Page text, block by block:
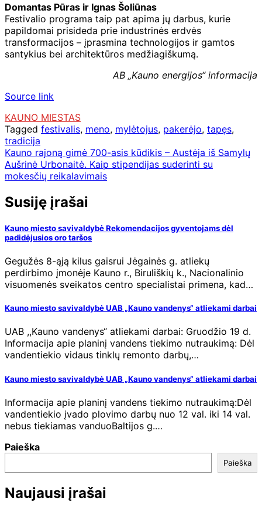
Domantas Pūras ir Ignas Šoliūnas
Festivalio programa taip pat apima jų darbus, kurie
papildomai prisideda prie industrinės erdvės
transformacijos – įprasmina technologijos ir gamtos
santykius bei architektūros medžiagiškumą.
AB „Kauno energijos“ informacija
Source link
KAUNO MIESTAS
Tagged festivalis, meno, mylėtojus, pakerėjo, tapęs,
tradicija
Navigacija
tarp
Kauno rajoną gimė 700-asis kūdikis – Austėja iš Samylų
Aušrinė Urbonaitė. Kaip stipendijas suderinti su
mokesčių reikalavimais
Susiję įrašai
Kauno miesto savivaldybė Rekomendacijos gyventojams dėl
padidėjusios oro taršos
Gegužės 8-ąją kilus gaisrui Jėgainės g. atliekų
perdirbimo įmonėje Kauno r., Biruliškių k., Nacionalinio
visuomenės sveikatos centro specialistai primena, kad…
Kauno miesto savivaldybė UAB „Kauno vandenys“ atliekami darbai
UAB ,,Kauno vandenys“ atliekami darbai: Gruodžio 19 d.
Informacija apie planinį vandens tiekimo nutraukimą: Dėl
vandentiekio vidaus tinklų remonto darbų,…
Kauno miesto savivaldybė UAB „Kauno vandenys“ atliekami darbai
Informacija apie planinį vandens tiekimo nutraukimą:Dėl
vandentiekio įvado plovimo darbų nuo 12 val. iki 14 val.
nebus tiekiamas vanduoBaltijos g.…
Paieška
Paieška
Naujausi įrašai